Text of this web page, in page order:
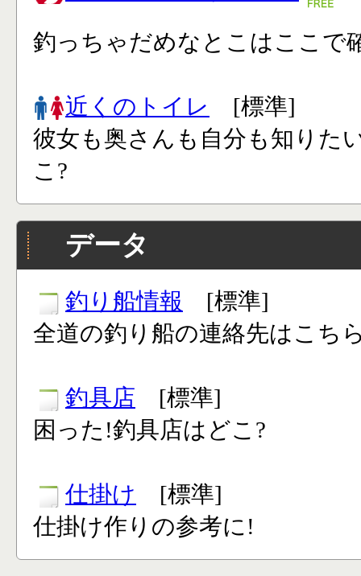
釣っちゃだめなとこはここで
近くのトイレ
[標準]
彼女も奥さんも自分も知りた
こ?
データ
釣り船情報 [標準]
全道の釣り船の連絡先はこち
釣具店 [標準]
困った!釣具店はどこ?
仕掛け [標準]
仕掛け作りの参考に!